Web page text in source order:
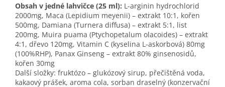
Obsah v jedné lahvičce (25 ml): L-arginin hydrochlorid
2000mg, Maca (Lepidium meyenii) – extrakt 10:1, kořen
500mg, Damiana (Turnera diffusa) – extrakt 5:1, list
200mg, Muira puama (Ptychopetalum olacoides) – extrakt
4:1, dřevo 120mg, Vitamin C (kyselina L-askorbová) 80mg
(100%RHP), Panax Ginseng – extrakt 80% ginsenosidů,
kořen 30mg
Další složky: fruktózo – glukózový sirup, přečištěná voda,
kakaový prášek, aroma cola, sorban draselný (konzervační